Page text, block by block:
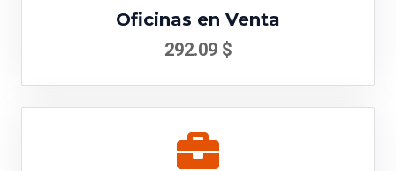
Oficinas en Venta
292.09 $